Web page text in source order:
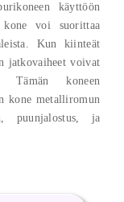
käyttöön
kone voi suorittaa
Kun kiinteät
jatkovaiheet voivat
Tämän koneen
kone metalliromun
puunjalostus, ja